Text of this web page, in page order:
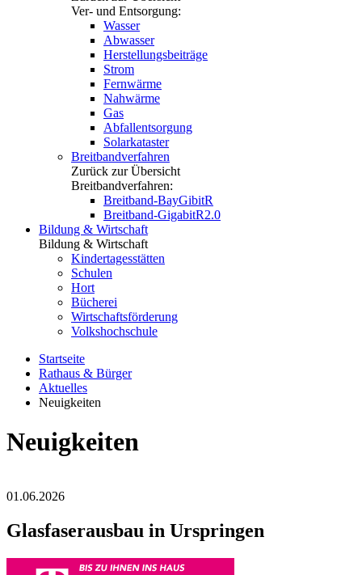
Ver- und Entsorgung:
Wasser
Abwasser
Herstellungsbeiträge
Strom
Fernwärme
Nahwärme
Gas
Abfallentsorgung
Solarkataster
Breitbandverfahren
Zurück zur Übersicht
Breitbandverfahren:
Breitband-BayGibitR
Breitband-GigabitR2.0
Bildung & Wirtschaft
Bildung & Wirtschaft
Kindertagesstätten
Schulen
Hort
Bücherei
Wirtschaftsförderung
Volkshochschule
Startseite
Rathaus & Bürger
Aktuelles
Neuigkeiten
Neuigkeiten
01.06.2026
Glasfaserausbau in Urspringen